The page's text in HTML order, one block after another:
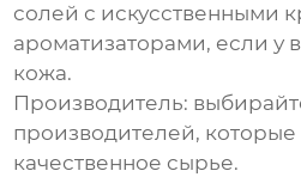
солей с искусственными
ароматизаторами, если у
кожа.
Производитель:
производителей,
качественное сырье.